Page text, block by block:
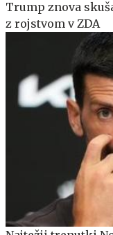
Trump znova
z rojstvom v ZDA